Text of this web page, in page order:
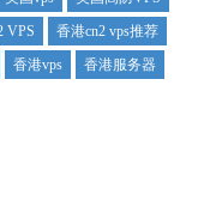
VPS
香港cn2 vps推荐
香港vps 香港服务器